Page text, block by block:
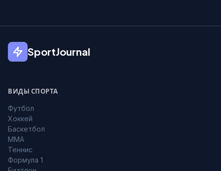
SportJournal
ВИДЫ СПОРТА
Футбол
Хоккей
Баскетбол
MMA
Теннис
Формула 1